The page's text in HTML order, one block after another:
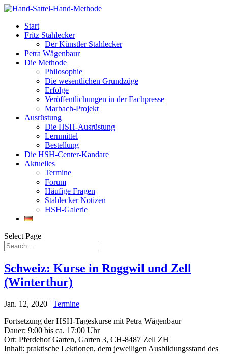
Start
Fritz Stahlecker
Der Künstler Stahlecker
Petra Wägenbaur
Die Methode
Philosophie
Die wesentlichen Grundzüge
Erfolge
Veröffentlichungen in der Fachpresse
Marbach-Projekt
Ausrüstung
Die HSH-Ausrüstung
Lernmittel
Bestellung
Die HSH-Center-Kandare
Aktuelles
Termine
Forum
Häufige Fragen
Stahlecker Notizen
HSH-Galerie
Select Page
Schweiz: Kurse in Roggwil und Zell
(Winterthur)
Jan. 12, 2020 | Termine
Fortsetzung der HSH-Tageskurse mit Petra Wägenbaur
Dauer: 9:00 bis ca. 17:00 Uhr
Ort: Pferdehof Garten, Garten 3, CH-8487 Zell ZH
Inhalt: praktische Lektionen, dem jeweiligen Ausbildungsstand des